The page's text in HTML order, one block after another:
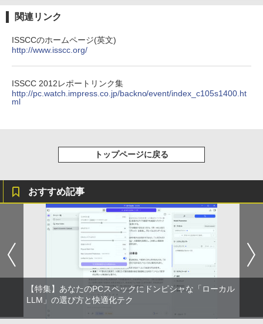
3
￥759
￥1,210
うごく！あそべる！ 超かんたん工作
（全6巻） （0） [ ヒダ オサム ]
￥19,140
Anker Soundcore Liberty 5 ミッドナイトブ
￥14,990
レスイヤホン bluetooth イヤホン V12 小型
軽量 ブルートゥースHi-Fi 最大36時間再生 ぶ
セリング 自動ペアリング Type-C充電 マイク
学/WEB会議(ホワイト)
￥1,964
Xiaomi シャオミ REDMI Buds 8 Lite ワイヤ
レスイヤホン Bluetooth 5.4 ノイズキャンセ
リング ANC 36時間再生
￥2,980
On My Road (Stadium ver.)
￥250
￥250
On My Road (Stadium ver.)
￥250
￥1,001
by Amazon 天然水ラベルレス 2L×9本
￥1,117
コカ・コーラ やかんの麦茶 from 爽健美茶 ラ
ベルレス 650mlPET×24本
￥1,653
by Amazon 炭酸水 ラベルレス 500ml ×24本
強炭酸水 ペットボトル 500ミリリットル (Sm
art Basic)
￥1,625
HUNTER×HUNTER モノクロ版 39 (ジャンプ
￥572
版ビッグガンガンコミックス)
ONE PIECE モノクロ版 115 (ジャンプコミッ
クスDIGITAL)
￥594
関連リンク
ISSCCのホームページ(英文)
http://www.isscc.org/
ISSCC 2012レポートリンク集
http://pc.watch.impress.co.jp/backno/event/index_c105s1400.ht
ml
トップページに戻る
おすすめ記事
【特集】あなたのPCスペックにドンピシャな「ローカル
LLM」の選び方と快適化テク